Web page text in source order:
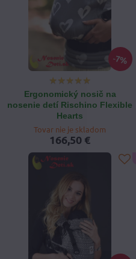
7%
Ergonomický nosič na
nosenie detí Rischino Flexible
Hearts
Tovar nie je skladom
166,50 €